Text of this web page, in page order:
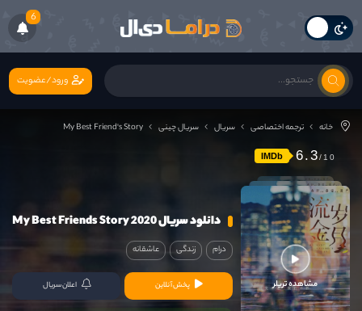
6
ورود/عضویت
خانه ترجمه اختصاصی سریال سریال چینی My Best Friend's Story
IMDb 6.3
مشاهده تریلر
دانلود سریال My Best Friends Story 2020
درام زندگی عاشقانه
پخش آنلاین اعلان سریال